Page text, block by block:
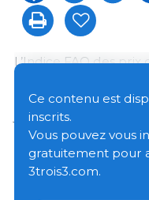
L’Indice FAO des
légèrement plus bas
janvier et une valeur
cent) à celle d’il y a
En février, les prix
Ce contenu est
inscrits.
Vous pouvez vous
gratuitement pour
3trois3.com.